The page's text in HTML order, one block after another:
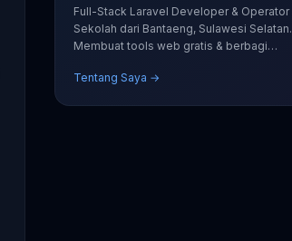
Full-Stack Laravel Developer & Operator
Sekolah dari Bantaeng, Sulawesi Selatan.
Membuat tools web gratis & berbagi
Tentang Saya →